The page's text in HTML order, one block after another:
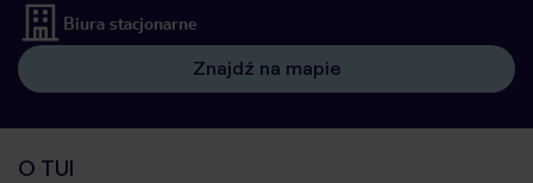
Biura stacjonarne
Znajdź na mapie
O TUI